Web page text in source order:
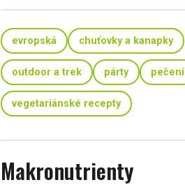
evropská chuťovky a kanapky
outdoor a trek párty pečení
vegetariánské recepty
Makronutrienty